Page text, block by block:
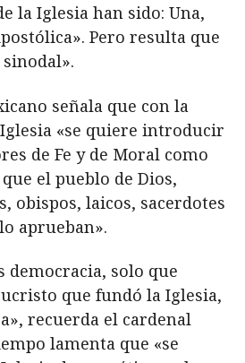
la Iglesia han sido: Una,
Pero resulta que
señala que con la
«se quiere introducir
de Fe y de Moral como
el pueblo de Dios,
obispos, laicos, sacerdotes
aprueban».
democracia, solo que
que fundó la Iglesia,
recuerda el cardenal
lamenta que «se